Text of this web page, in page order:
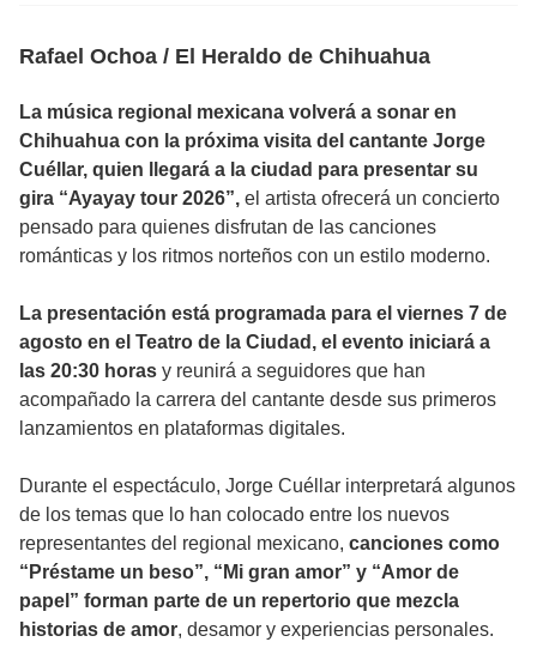
Rafael Ochoa / El Heraldo de Chihuahua
La música regional mexicana volverá a sonar en
Chihuahua con la próxima visita del cantante Jorge
Cuéllar, quien llegará a la ciudad para presentar su
gira “Ayayay tour 2026”, el artista ofrecerá un concierto
pensado para quienes disfrutan de las canciones
románticas y los ritmos norteños con un estilo moderno.
La presentación está programada para el viernes 7 de
agosto en el Teatro de la Ciudad, el evento iniciará a
las 20:30 horas y reunirá a seguidores que han
acompañado la carrera del cantante desde sus primeros
lanzamientos en plataformas digitales.
Durante el espectáculo, Jorge Cuéllar interpretará algunos
de los temas que lo han colocado entre los nuevos
representantes del regional mexicano, canciones como
“Préstame un beso”, “Mi gran amor” y “Amor de
papel” forman parte de un repertorio que mezcla
historias de amor, desamor y experiencias personales.